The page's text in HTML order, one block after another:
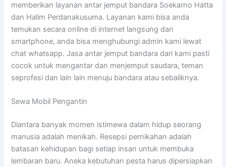
memberikan layanan antar jemput bandara Soekarno Hatta
dan Halim Perdanakusuma. Layanan kami bisa anda
temukan secara online di internet langsung dari
smartphone, anda bisa menghubungi admin kami lewat
chat whatsapp. Jasa antar jemput bandara dari kami pasti
cocok untuk mengantar dan menjemput saudara, teman
seprofesi dan lain lain menuju bandara atau sebaliknya.
Sewa Mobil Pengantin
Diantara banyak momen istimewa dalam hidup seorang
manusia adalah menikah. Resepsi pernikahan adalah
batasan kehidupan bagi setiap insan untuk membuka
lembaran baru. Aneka kebutuhan pesta harus dipersiapkan